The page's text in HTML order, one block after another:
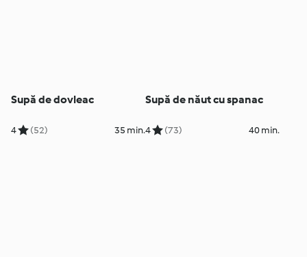
Supă de dovleac
4 (52) 35 min.
Supă de năut cu spanac
4 (73) 40 min.